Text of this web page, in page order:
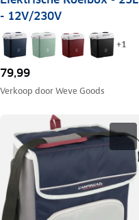
- 12V/230V
+1
79,99
Verkoop doorWeve Goods